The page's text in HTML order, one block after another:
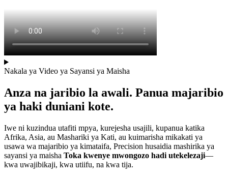
Nakala ya Video ya Sayansi ya Maisha
Anza na jaribio la awali. Panua majaribio
ya haki duniani kote.
Iwe ni kuzindua utafiti mpya, kurejesha usajili, kupanua katika
Afrika, Asia, au Mashariki ya Kati, au kuimarisha mikakati ya
usawa wa majaribio ya kimataifa, Precision husaidia mashirika ya
sayansi ya maisha Toka kwenye mwongozo hadi utekelezaji—
kwa uwajibikaji, kwa utiifu, na kwa tija.